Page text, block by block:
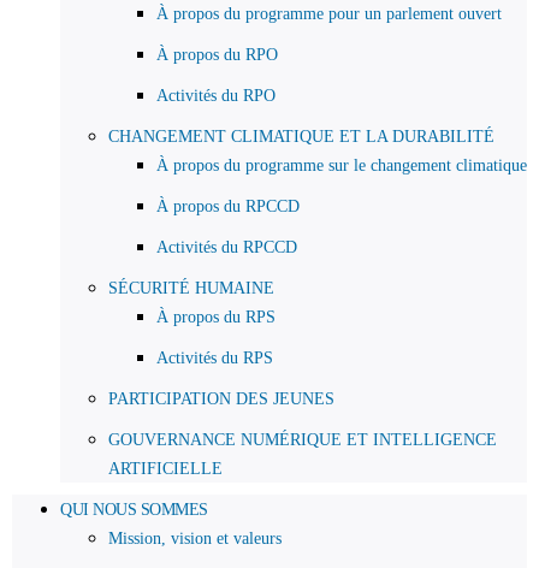
À propos du programme pour un parlement ouvert
À propos du RPO
Activités du RPO
CHANGEMENT CLIMATIQUE ET LA DURABILITÉ
À propos du programme sur le changement climatique
À propos du RPCCD
Activités du RPCCD
SÉCURITÉ HUMAINE
À propos du RPS
Activités du RPS
PARTICIPATION DES JEUNES
GOUVERNANCE NUMÉRIQUE ET INTELLIGENCE
ARTIFICIELLE
QUI NOUS SOMMES
Mission, vision et valeurs